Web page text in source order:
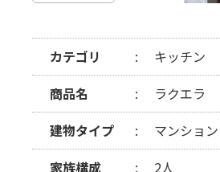
カテゴリ
キッチン
商品名
ラクエラ
建物タイプ
マンション
家族構成
2人